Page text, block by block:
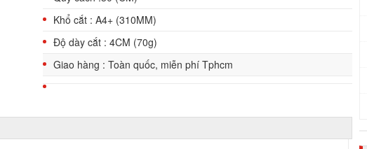
Khổ cắt : A4+ (310MM)
Độ dày cắt : 4CM (70g)
Giao hàng : Toàn quốc, miễn phí Tphcm